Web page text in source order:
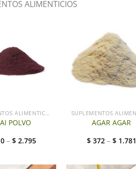
ALIMENTICIOS
SUPLEMENTOS ALIMENTICIOS
POLVO
– $ 2.795
AGAR AGAR
$ 372– $ 1.781